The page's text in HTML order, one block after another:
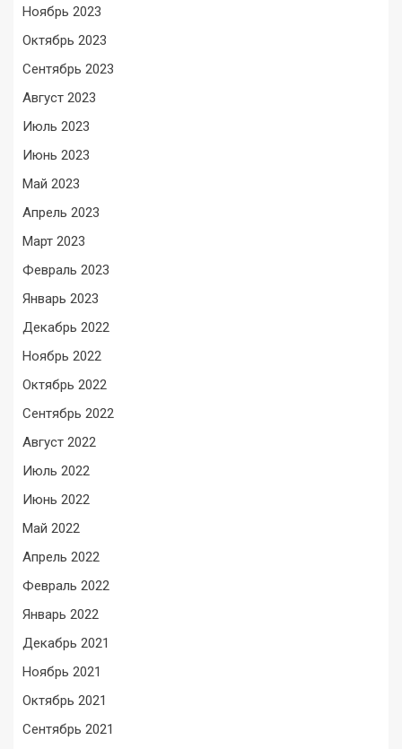
Ноябрь 2023
Октябрь 2023
Сентябрь 2023
Август 2023
Июль 2023
Июнь 2023
Май 2023
Апрель 2023
Март 2023
Февраль 2023
Январь 2023
Декабрь 2022
Ноябрь 2022
Октябрь 2022
Сентябрь 2022
Август 2022
Июль 2022
Июнь 2022
Май 2022
Апрель 2022
Февраль 2022
Январь 2022
Декабрь 2021
Ноябрь 2021
Октябрь 2021
Сентябрь 2021